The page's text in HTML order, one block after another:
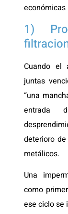
económicas
1)
Cuando el
juntas
“una
entrada
deterioro
metálicos.
Una
como
ese ciclo se